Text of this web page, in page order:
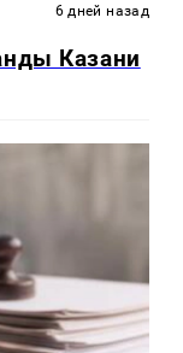
6 дней назад
Казани